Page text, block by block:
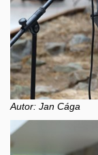
Autor: Jan Cága